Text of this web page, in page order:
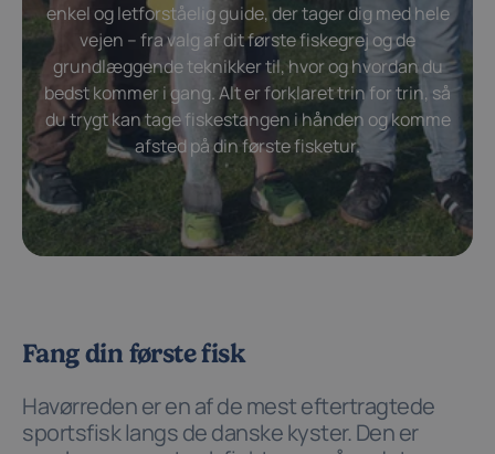
enkel og letforståelig guide, der tager dig med hele
vejen – fra valg af dit første fiskegrej og de
grundlæggende teknikker til, hvor og hvordan du
bedst kommer i gang. Alt er forklaret trin for trin, så
du trygt kan tage fiskestangen i hånden og komme
afsted på din første fisketur.
Fang din første fisk
Havørreden er en af de mest eftertragtede
sportsfisk langs de danske kyster. Den er